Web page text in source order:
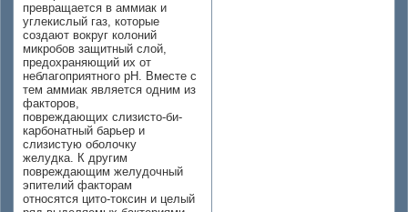
превращается в аммиак и
углекислый газ, которые
создают вокруг колоний
микробов защитный слой,
предохраняющий их от
неблагоприятного рН. Вместе с
тем аммиак является одним из
факторов,
повреждающих слизисто-би-
карбонатный барьер и
слизистую оболочку
желудка. К другим
повреждающим желудочный
эпителий факторам
относятся цито-токсин и целый